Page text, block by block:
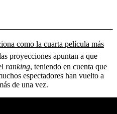
como la cuarta película más
proyecciones apuntan a que
ranking, teniendo en cuenta que
espectadores han vuelto a
de una vez.